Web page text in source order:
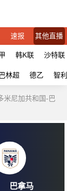
速报 其他直播
韩K联 沙特联
巴林超 德乙 智
米尼加共和国-巴